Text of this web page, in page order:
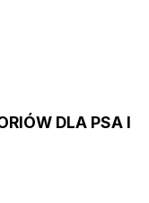
DLA PSA I